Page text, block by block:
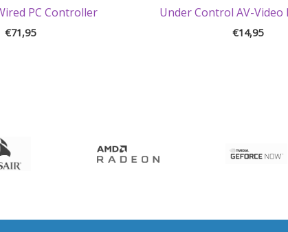
PC Controller
€71,95
Under Control AV-Video
€14,95